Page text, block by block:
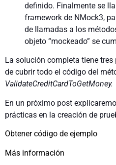
definido. Finalmente se
framework de NMock3,
de llamadas a los
objeto “mockeado” se
La solución completa tiene
de cubrir todo el código del
ValidateCreditCardToGetMoney.
En un próximo post
prácticas en la creación de
Obtener código de ejemplo
Más información